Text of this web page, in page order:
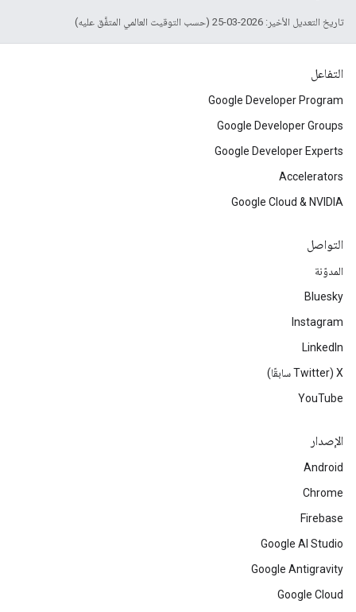
تاريخ التعديل الأخير: 2026-03-25 (حسب التوقيت العالمي المتفَّق عليه)
التفاعل
Google Developer Program
Google Developer Groups
Google Developer Experts
Accelerators
Google Cloud & NVIDIA
التواصل
المدوّنة
Bluesky
Instagram
LinkedIn
‫X ‏(Twitter سابقًا)
YouTube
الإصدار
Android
Chrome
Firebase
Google AI Studio
Google Antigravity
Google Cloud